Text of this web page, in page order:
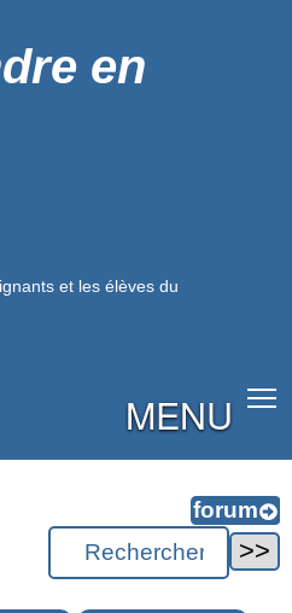
en
et les élèves du
MENU